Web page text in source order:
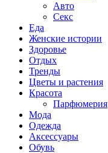
Авто
Секс
Еда
Женские истории
Здоровье
Отдых
Тренды
Цветы и растения
Красота
Парфюмерия
Мода
Одежда
Аксессуары
Обувь